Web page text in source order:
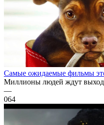
Самые ожидаемые фильмы
Миллионы людей ждут
—
064